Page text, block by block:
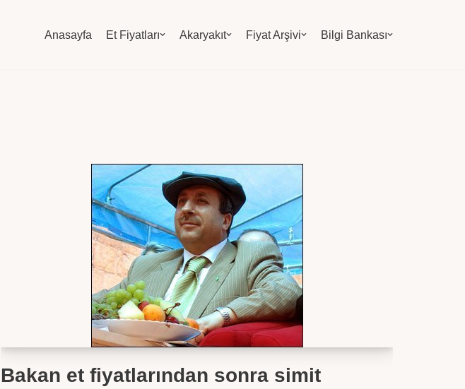
Anasayfa Et Fiyatları Akaryakıt Fiyat Arşivi Bilgi Bankası
Bakan et fiyatlarından sonra simit